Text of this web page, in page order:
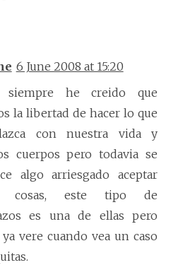
6 June 2008 at 15:20
siempre he creido que
la libertad de hacer lo que
con nuestra vida y
cuerpos pero todavia se
algo arriesgado aceptar
cosas, este tipo de
es una de ellas pero
vere cuando vea un caso